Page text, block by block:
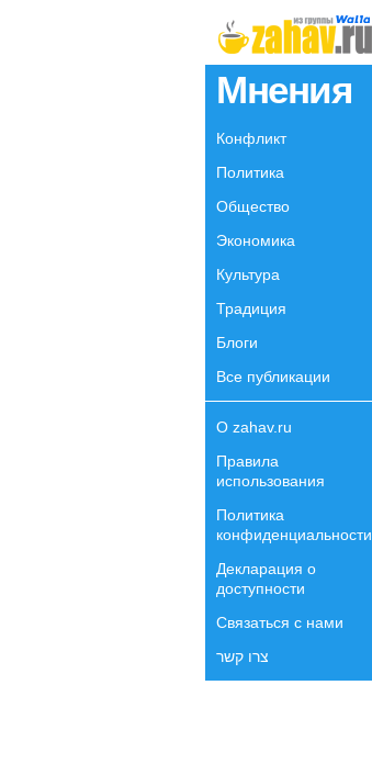
Мнения
Конфликт
Политика
Общество
Экономика
Культура
Традиция
Блоги
Все публикации
О zahav.ru
Правила
использования
Политика
конфиденциальности
Декларация о
доступности
Связаться с нами
צרו קשר